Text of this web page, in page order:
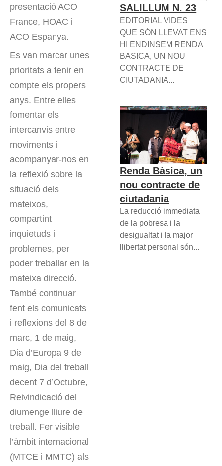
presentació ACO
France, HOAC i
ACO Espanya.
Es van marcar unes
prioritats a tenir en
compte els propers
anys. Entre elles
fomentar els
intercanvis entre
moviments i
acompanyar-nos en
la reflexió sobre la
situació dels
mateixos,
compartint
inquietuds i
problemes, per
poder treballar en la
mateixa direcció.
També continuar
fent els comunicats
i reflexions del 8 de
marc, 1 de maig,
Dia d’Europa 9 de
maig, Dia del treball
decent 7 d’Octubre,
Reivindicació del
diumenge lliure de
treball. Fer visible
l’àmbit internacional
(MTCE i MMTC) als
SALILLUM N. 23
EDITORIAL VIDES
QUE SÓN LLEVAT ENS
HI ENDINSEM RENDA
BÀSICA, UN NOU
CONTRACTE DE
CIUTADANIA...
Renda Bàsica, un
nou contracte de
ciutadania
La reducció immediata
de la pobresa i la
desigualtat i la major
llibertat personal són...